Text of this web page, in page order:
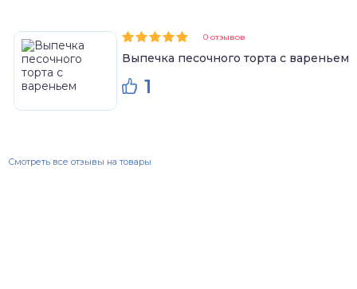
0 отзывов
Выпечка песочного торта с вареньем
1
Смотреть все отзывы на товары